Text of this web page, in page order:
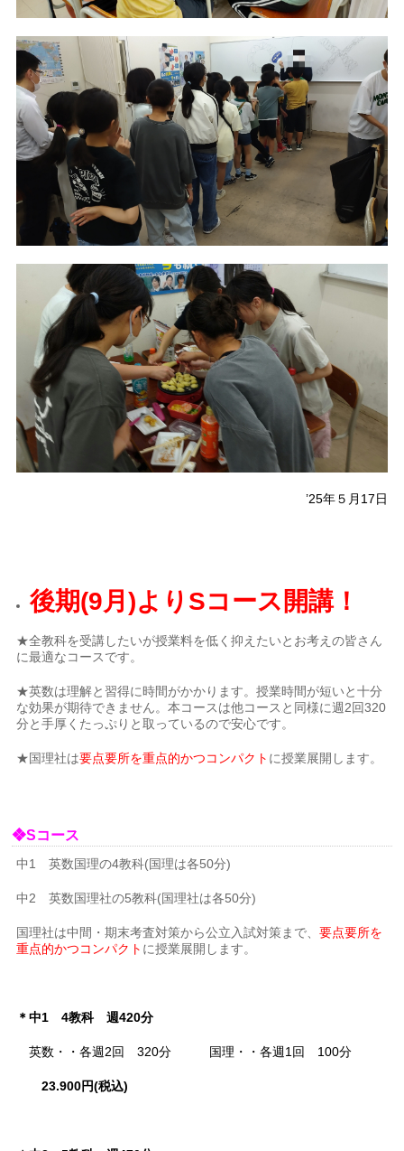
’25年５月17日
後期(9月)よりSコース開講！
★全教科を受講したいが授業料を低く抑えたいとお考えの皆さん
に最適なコースです。
★英数は理解と習得に時間がかかります。授業時間が短いと十分
な効果が期待できません。本コースは他コースと同様に週2回320
分と手厚くたっぷりと取っているので安心です。
★国理社は要点要所を重点的かつコンパクト に授業展開します。
❖Sコース
中1 英数国理の4教科(国理は各50分)
中2 英数国理社の5教科(国理社は各50分)
国理社は中間・期末考査対策から公立入試対策まで、要点要所を
重点的かつコンパクト に授業展開します。
＊中1 4教科 週420分
英数・・各週2回 320分 国理・・各週1回 100分
23.900円(税込)